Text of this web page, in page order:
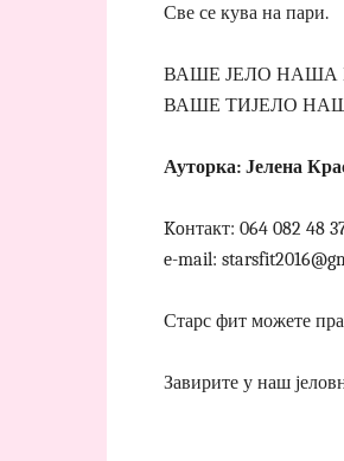
Све се кува на пари.
ВАШЕ ЈЕЛО НАША
ВАШЕ ТИЈЕЛО
Ауторка: Јелена
Koнтакт: 064 082 48
e-mail:
Старс фит можете
Завирите у наш